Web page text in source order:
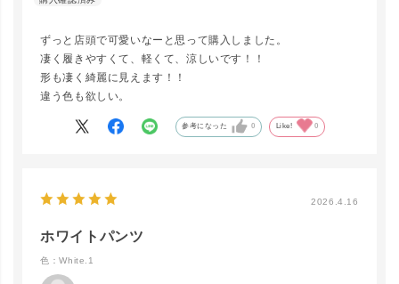
ずっと店頭で可愛いなーと思って購入しました。
凄く履きやすくて、軽くて、涼しいです！！
形も凄く綺麗に見えます！！
違う色も欲しい。
参考になった 0 Like! 0
2026.4.16
ホワイトパンツ
色：White.1